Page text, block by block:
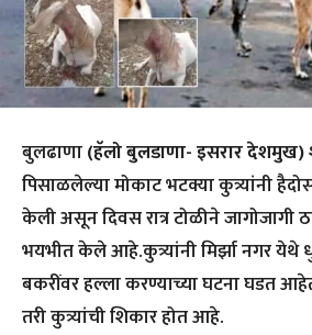
बुलढाणा(हॅलो बुलडाणा-इसरार देशमुख)
पिसाळलेल्या मोकाट भटक्या कुत्र्यांनी
केली असून दिवस रात्र टोळीने जागोजागी
भयभीत केले आहे.कुत्र्यांनी मिर्झा नगर
बकरींवर हल्ला करण्याच्या घटना घडत
तरी कुत्र्यांची शिकार होत आहे.